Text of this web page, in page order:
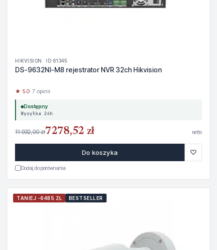
HIKVISION · ID 61345
DS-9632NI-M8 rejestrator NVR 32ch Hikvision
★ 5.0· 7 opinii
Dostępny
Wysyłka 24h
11 932,00 zł7278,52 zł netto
Do koszyka ♡
Dodaj do porównania
TANIEJ -6485 ZŁ BESTSELLER